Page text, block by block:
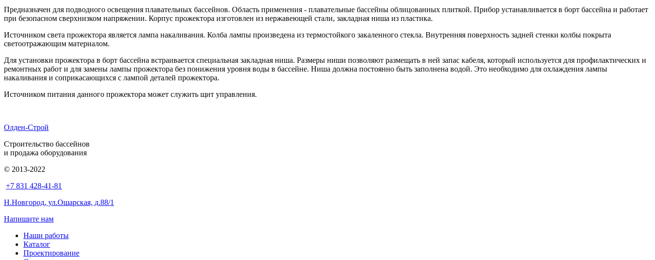
Предназначен для подводного освещения плавательных бассейнов. Область применения - плавательные бассейны облицованных плиткой. Прибор устанавливается в борт бассейна и работает
при безопасном сверхнизком напряжении. Корпус прожектора изготовлен из нержавеющей стали, закладная ниша из пластика.
Источником света прожектора является лампа накаливания. Колба лампы произведена из термостойкого закаленного стекла. Внутренняя поверхность задней стенки колбы покрыта
светоотражающим материалом.
Для установки прожектора в борт бассейна встраивается специальная закладная ниша. Размеры ниши позволяют размещать в ней запас кабеля, который используется для профилактических и
ремонтных работ и для замены лампы прожектора без понижения уровня воды в бассейне. Ниша должна постоянно быть заполнена водой. Это необходимо для охлаждения лампы
накаливания и соприкасающихся с лампой деталей прожектора.
Источником питания данного прожектора может служить щит управления.
Олден-Строй
Строительство бассейнов
и продажа оборудования
© 2013-2022
+7 831 428-41-81
Н.Новгород, ул.Ошарская, д.88/1
Напишите нам
Наши работы
Каталог
Проектирование